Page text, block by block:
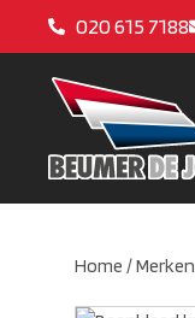
020 615 7188
Home /Merken